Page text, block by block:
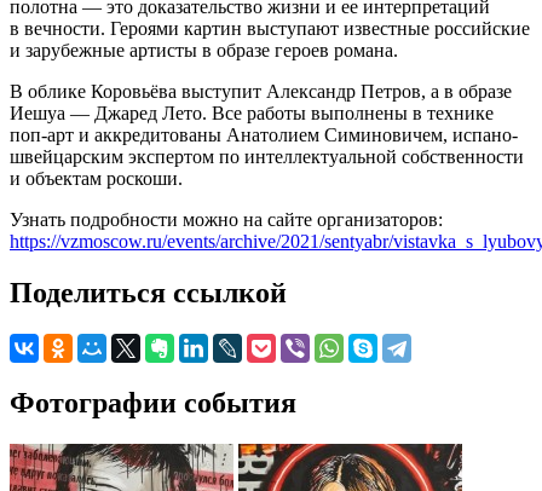
полотна — это доказательство жизни и ее интерпретаций
в вечности. Героями картин выступают известные российские
и зарубежные артисты в образе героев романа.
В облике Коровьёва выступит Александр Петров, а в образе
Иешуа — Джаред Лето. Все работы выполнены в технике
поп-арт и аккредитованы Анатолием Симиновичем, испано-
швейцарским экспертом по интеллектуальной собственности
и объектам роскоши.
Узнать подробности можно на сайте организаторов:
https://vzmoscow.ru/events/archive/2021/sentyabr/
Поделиться ссылкой
Фотографии события